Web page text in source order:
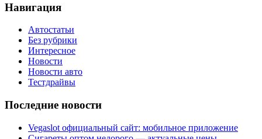
Навигация
Автостатьи
Без рубрики
Интересное
Новости
Новости авто
Тестдрайвы
Последние новости
Vegaslot официальный сайт: мобильное приложение